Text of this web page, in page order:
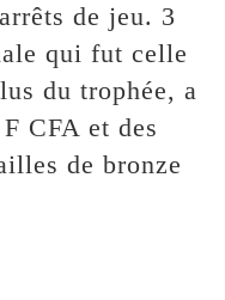
de jeu. 3
qui fut celle
du trophée, a
CFA et des
de bronze